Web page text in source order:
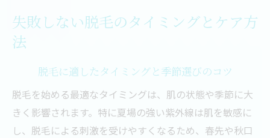
失敗しない脱毛のタイミングとケア方
法
脱毛に適したタイミングと季節選びのコツ
脱毛を始める最適なタイミングは、肌の状態や季節に大
きく影響されます。特に夏場の強い紫外線は肌を敏感に
し、脱毛による刺激を受けやすくなるため、春先や秋口